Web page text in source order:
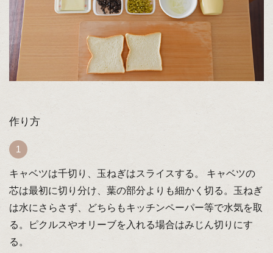
作り方
キャベツは千切り、玉ねぎはスライスする。 キャベツの
芯は最初に切り分け、葉の部分よりも細かく切る。玉ねぎ
は水にさらさず、どちらもキッチンペーパー等で水気を取
る。ピクルスやオリーブを入れる場合はみじん切りにす
る。